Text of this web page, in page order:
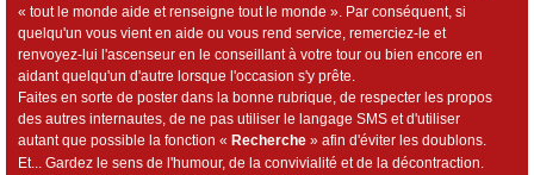
« tout le monde aide et renseigne tout le monde ». Par conséquent, si
quelqu'un vous vient en aide ou vous rend service, remerciez-le et
renvoyez-lui l'ascenseur en le conseillant à votre tour ou bien encore en
aidant quelqu'un d'autre lorsque l'occasion s'y prête.
Faites en sorte de poster dans la bonne rubrique, de respecter les propos
des autres internautes, de ne pas utiliser le langage SMS et d'utiliser
autant que possible la fonction « Recherche » afin d'éviter les doublons.
Et... Gardez le sens de l'humour, de la convivialité et de la décontraction.